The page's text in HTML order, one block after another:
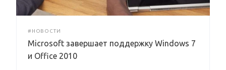
#НОВОСТИ
Microsoft завершает поддержку Windows 7
и Office 2010